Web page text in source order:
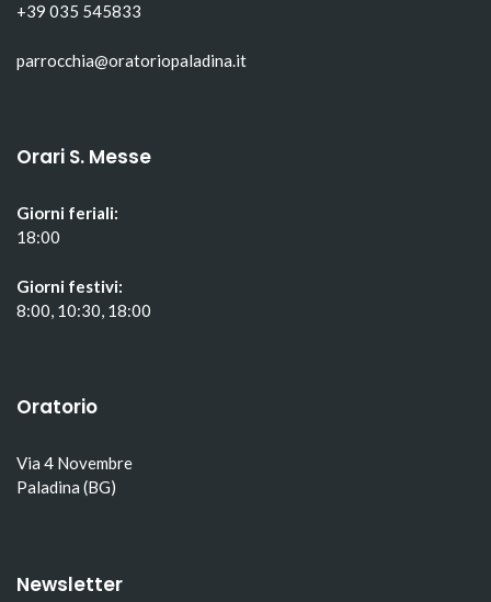
+39 035 545833
parrocchia@oratoriopaladina.it
Orari S. Messe
Giorni feriali:
18:00
Giorni festivi:
8:00, 10:30, 18:00
Oratorio
Via 4 Novembre
Paladina (BG)
Newsletter